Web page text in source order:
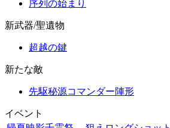
序列の始まり
新武器/聖遺物
超越の鍵
新たな敵
先駆秘源コマンダー陣形
イベント